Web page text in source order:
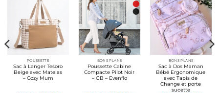
POUSSETTE
Sac à Langer Tesoro
Beige avec Matelas
– Cozy Mum
BONS PLANS
Poussette Cabine
Compacte Pilot Noir
– GB – Evenflo
BONS PLANS
Sac à Dos Maman
Bébé Ergonomique
avec Tapis de
Change et porte
sucette